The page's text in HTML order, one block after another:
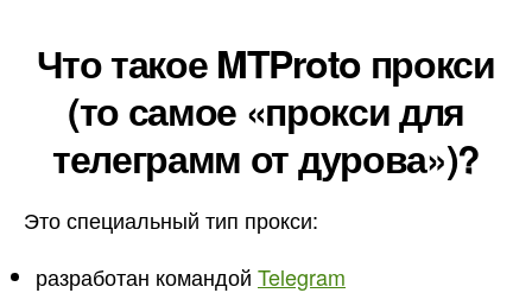
Что такое MTProto прокси
(то самое «прокси для
телеграмм от дурова»)?
Это специальный тип прокси:
разработан командой Telegram